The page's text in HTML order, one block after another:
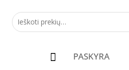
 PASKYRA